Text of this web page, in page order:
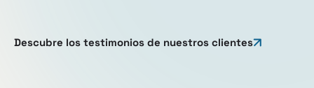
Descubre los testimonios de nuestros clientes